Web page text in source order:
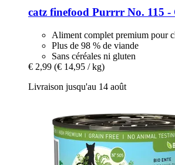
catz finefood Purrrr No. 115 -​
Aliment complet premium pour
Plus de 98 % de viande
Sans céréales ni gluten
€ 2,99 (€ 14,95 / kg)
Livraison jusqu'au 14 août